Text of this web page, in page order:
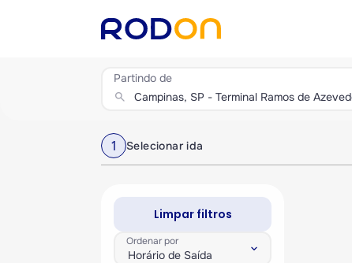
Partindo de
search
1 Selecionar ida
Limpar filtros
Ordenar por
Horário de Saída keyboard_arrow_down